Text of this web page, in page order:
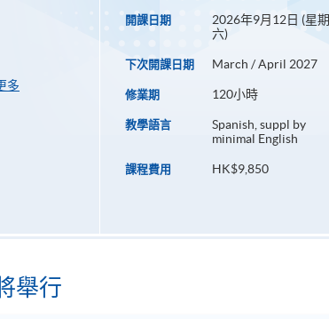
多
開課日期
2026年9月12日 (星期
六)
下次開課日期 March / April 2027
修業期 120小時
教學語言
Spanish, suppl by
minimal English
課程費用 HK$9,850
舉行